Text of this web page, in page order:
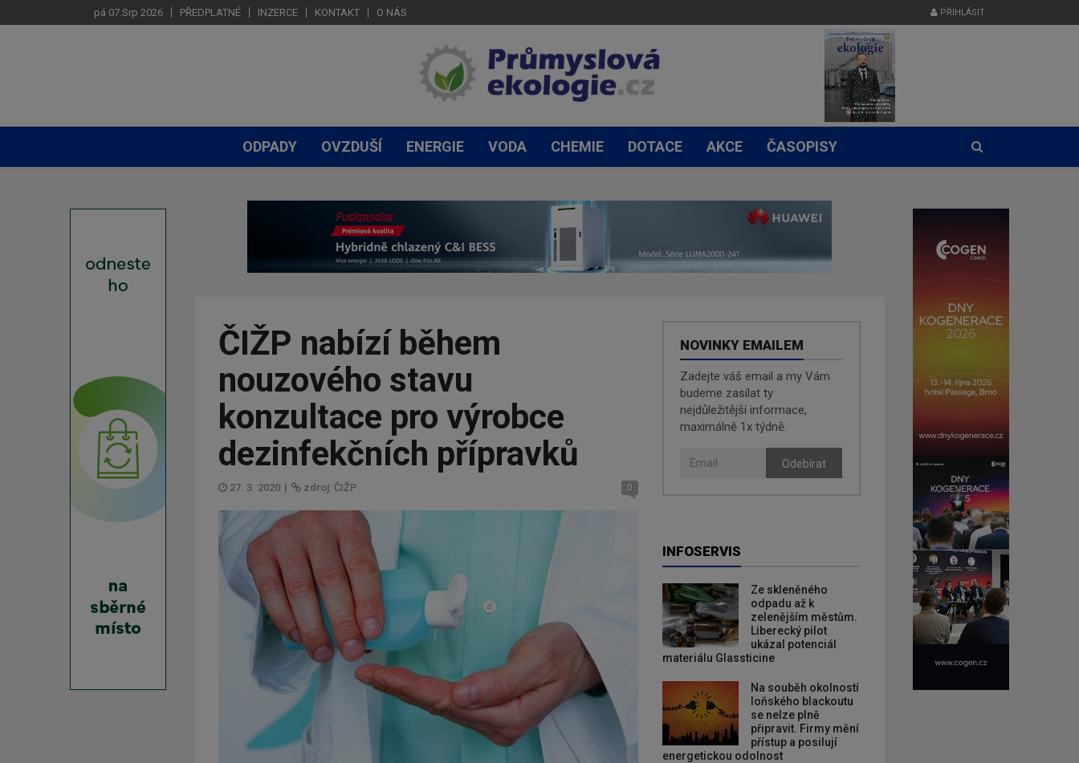
pá 07.Srp 2026 PŘEDPLATNÉ INZERCE KONTAKT O NÁS PŘIHLÁSIT
ODPADY OVZDUŠÍ ENERGIE VODA CHEMIE DOTACE AKCE ČASOPISY
ČIŽP nabízí během
nouzového stavu
konzultace pro výrobce
dezinfekčních přípravků
27. 3. 2020 | zdroj: ČIŽP 0
NOVINKY EMAILEM
Zadejte váš email a my Vám
budeme zasílat ty
nejdůležitější informace,
maximálně 1x týdně.
Odebírat
INFOSERVIS
Ze skleněného
odpadu až k
zelenějším městům.
Liberecký pilot
ukázal potenciál
materiálu Glassticine
Na souběh okolností
loňského blackoutu
se nelze plně
připravit. Firmy mění
přístup a posilují
energetickou odolnost